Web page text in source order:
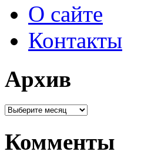
О сайте
Контакты
Архив
Комменты